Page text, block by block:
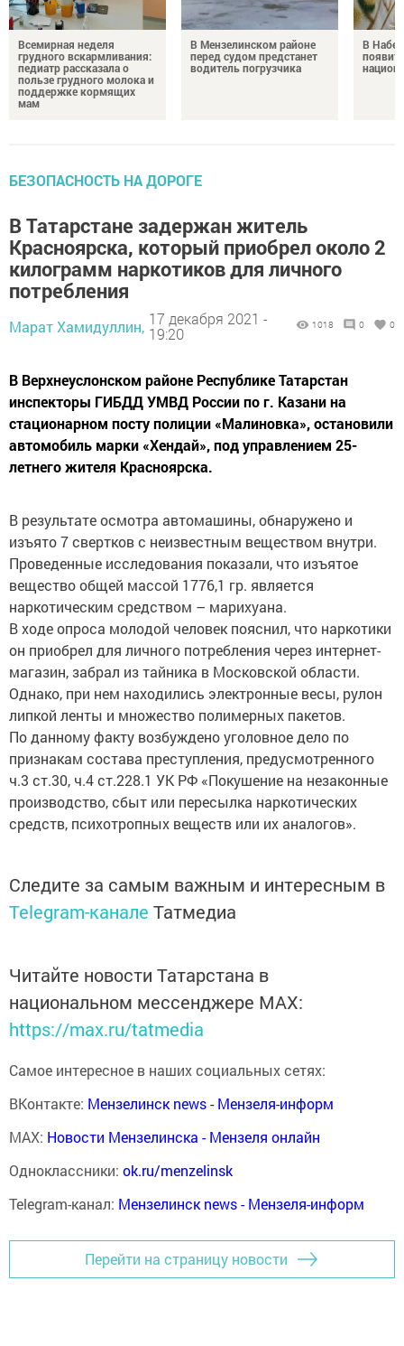
Всемирная неделя
грудного вскармливания:
педиатр рассказала о
пользе грудного молока и
поддержке кормящих
мам
В Мензелинском районе
перед судом предстанет
водитель погрузчика
В
БЕЗОПАСНОСТЬ НА ДОРОГЕ
В Татарстане задержан житель
Красноярска, который приобрел около 2
килограмм наркотиков для личного
потребления
Марат Хамидуллин, 17 декабря 2021 -
19:20
1018 0 0
В Верхнеуслонском районе Республике Татарстан
инспекторы ГИБДД УМВД России по г. Казани на
стационарном посту полиции «Малиновка», остановили
автомобиль марки «Хендай», под управлением 25-
летнего жителя Красноярска.
В результате осмотра автомашины, обнаружено и
изъято 7 свертков с неизвестным веществом внутри.
Проведенные исследования показали, что изъятое
вещество общей массой 1776,1 гр. является
наркотическим средством – марихуана.
В ходе опроса молодой человек пояснил, что наркотики
он приобрел для личного потребления через интернет-
магазин, забрал из тайника в Московской области.
Однако, при нем находились электронные весы, рулон
липкой ленты и множество полимерных пакетов.
По данному факту возбуждено уголовное дело по
признакам состава преступления, предусмотренного
ч.3 ст.30, ч.4 ст.228.1 УК РФ «Покушение на незаконные
производство, сбыт или пересылка наркотических
средств, психотропных веществ или их аналогов».
Следите за самым важным и интересным в
Telegram-канале Татмедиа
Читайте новости Татарстана в
национальном мессенджере MАХ:
https://max.ru/tatmedia
Самое интересное в наших социальных сетях:
ВКонтакте: Мензелинск news - Мензеля-информ
MAX: Новости Мензелинска - Мензеля онлайн
Одноклассники: ok.ru/menzelinsk
Telegram-канал: Мензелинск news - Мензеля-информ
Перейти на страницу новости